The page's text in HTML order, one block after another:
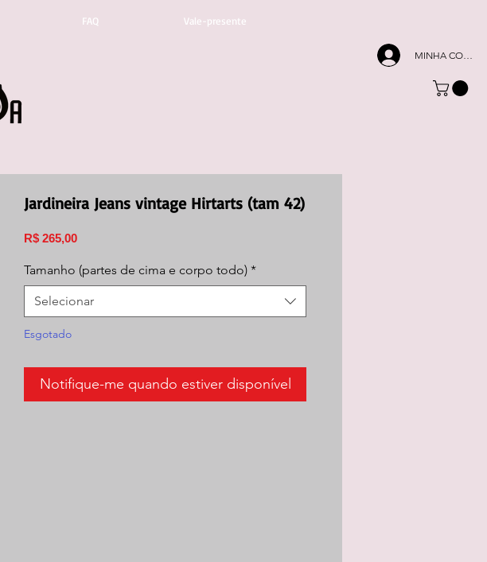
FAQ Vale-presente
MINHA CONTA
Jardineira Jeans vintage Hirtarts (tam 42)
R$ 265,00Preço
Tamanho (partes de cima e corpo todo) *
Selecionar
Esgotado
Notifique-me quando estiver disponível